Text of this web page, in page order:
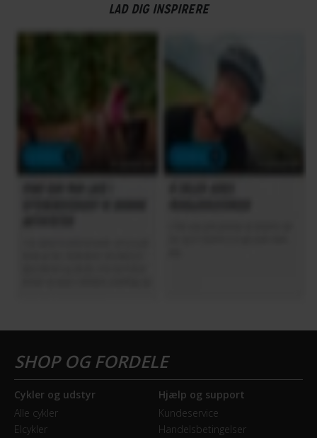
LAD DIG INSPIRERE
Cykler og udstyr
Alle cykler
Elcykler
Hjælp og support
Kundeservice
Handelsbetingelser